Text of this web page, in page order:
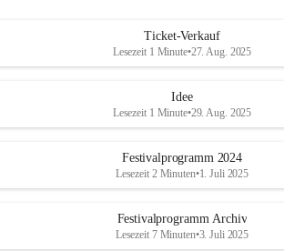
Ticket-Verkauf
Lesezeit 1 Minute•27. Aug. 2025
Idee
Lesezeit 1 Minute•29. Aug. 2025
Festivalprogramm 2024
Lesezeit 2 Minuten•1. Juli 2025
Festivalprogramm Archiv
Lesezeit 7 Minuten•3. Juli 2025